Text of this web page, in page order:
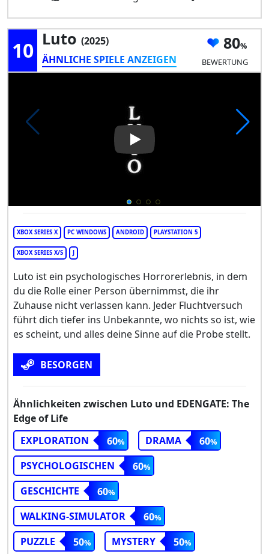
10 Luto (2025)
ÄHNLICHE SPIELE ANZEIGEN
80
BEWERTUNG
Play Video: Luto
XBOX SERIES X PC WINDOWS ANDROID PLAYSTATION 5
XBOX SERIES X/S
Luto ist ein psychologisches Horrorerlebnis, in dem
du die Rolle einer Person übernimmst, die ihr
Zuhause nicht verlassen kann. Jeder Fluchtversuch
führt dich tiefer ins Unbekannte, wo nichts so ist, wie
es scheint, und alles deine Sinne auf die Probe stellt.
BESORGEN
Ähnlichkeiten zwischen Luto und EDENGATE: The
Edge of Life
EXPLORATION
60 DRAMA
60
PSYCHOLOGISCHEN
60
GESCHICHTE
60
WALKING-SIMULATOR
60
PUZZLE
50 MYSTERY
50